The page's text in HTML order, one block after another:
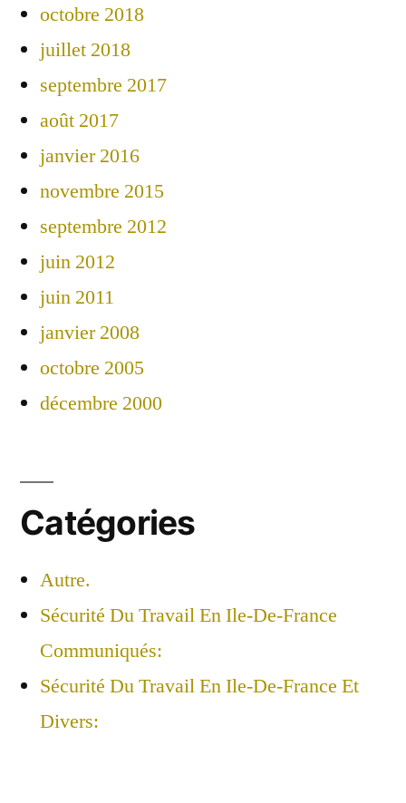
octobre 2018
juillet 2018
septembre 2017
août 2017
janvier 2016
novembre 2015
septembre 2012
juin 2012
juin 2011
janvier 2008
octobre 2005
décembre 2000
Catégories
Autre.
Sécurité Du Travail En Ile-De-France
Communiqués:
Sécurité Du Travail En Ile-De-France Et
Divers: